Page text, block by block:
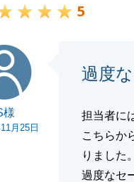
5
様
月25日
過度
担当者に
こちらか
りました。
過度なセ